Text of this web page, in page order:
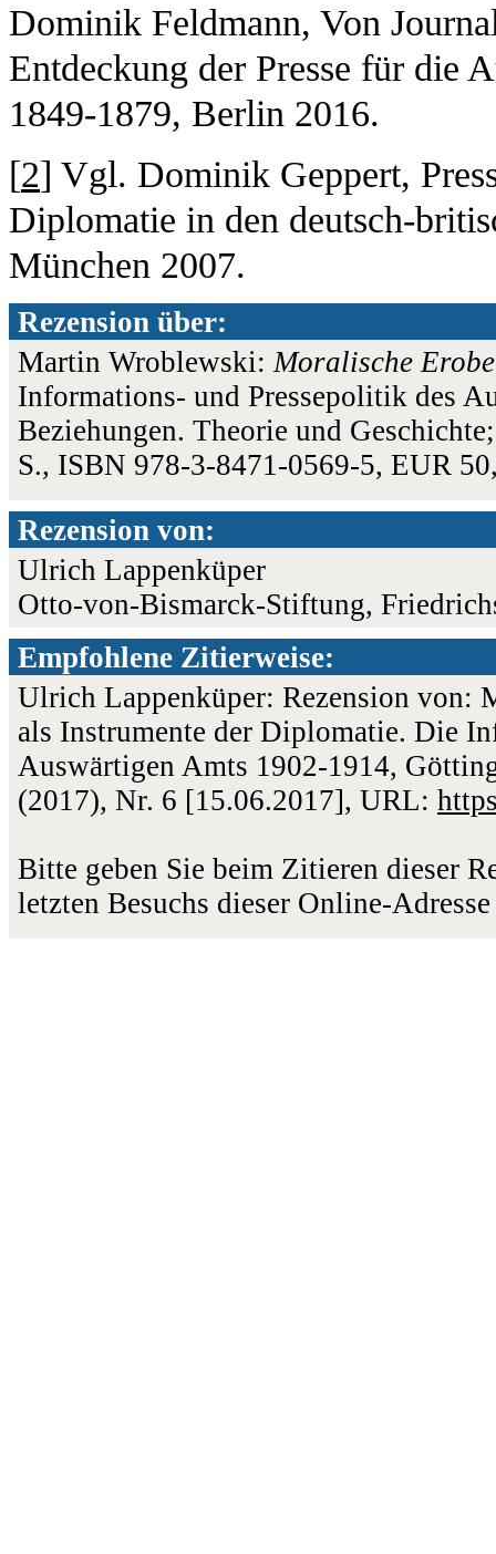
Dominik Feldmann, Von
Entdeckung der Presse für die
1849-1879, Berlin 2016.
[2] Vgl. Dominik Geppert,
Diplomatie in den deutsch-
München 2007.
Rezension über:
Martin Wroblewski: Moralische
Informations- und Pressepolitik des
Beziehungen. Theorie und
S., ISBN 978-3-8471-0569-5, EUR
Rezension von:
Ulrich Lappenküper
Otto-von-Bismarck-Stiftung,
Empfohlene Zitierweise:
Ulrich Lappenküper: Rezension von:
als Instrumente der Diplomatie. Die
Auswärtigen Amts 1902-1914,
(2017), Nr. 6 [15.06.2017], URL:
Bitte geben Sie beim Zitieren dieser
letzten Besuchs dieser Online-Adresse